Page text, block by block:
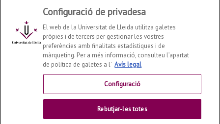
Màster universitari en Educació per a
la Salut
Facultat d'Infermeria i Fisioteràpia2026
70 24 43
Contactar
Universitat de Lleida
Configuració de privadesa
El web de la Universitat de Lleida utilitza galetes
pròpies i de tercers per gestionar les vostres
preferències amb finalitats estadístiques i de
màrqueting. Per a més informació, consulteu l’apartat
de política de galetes a l' Avís legal
Configuració
Rebutjar-les totes